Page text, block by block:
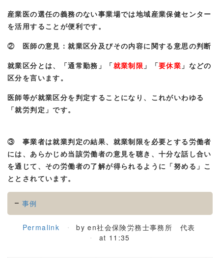
産業医の選任の義務のない事業場では地域産業保健センター
を活用することが便利です。
② 医師の意見：就業区分及びその内容に関する意思の判断
就業区分とは、「通常勤務」「就業制限 」「要休業 」などの
区分を言います。
医師等が就業区分を判定することになり、これがいわゆる
「就労判定」です。
③ 事業者は就業判定の結果、就業制限を必要とする労働者
には、あらかじめ当該労働者の意見を聴き、十分な話し合い
を通じて、その労働者の了解が得られるように「努める」こ
ととされています。
事例
Permalink
by en社会保険労務士事務所 代表
at 11:35